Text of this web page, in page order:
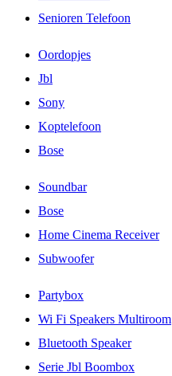
Senioren Telefoon
Oordopjes
Jbl
Sony
Koptelefoon
Bose
Soundbar
Bose
Home Cinema Receiver
Subwoofer
Partybox
Wi Fi Speakers Multiroom
Bluetooth Speaker
Serie Jbl Boombox